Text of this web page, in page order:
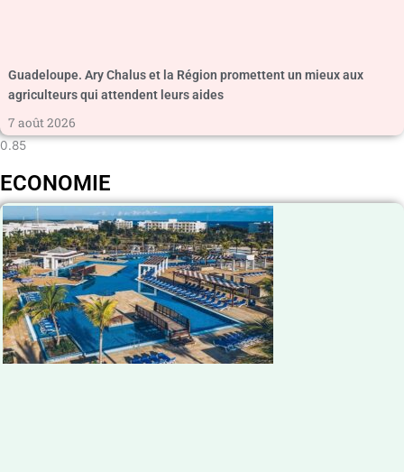
Guadeloupe. Ary Chalus et la Région promettent un mieux aux
agriculteurs qui attendent leurs aides
7 août 2026
ECONOMIE